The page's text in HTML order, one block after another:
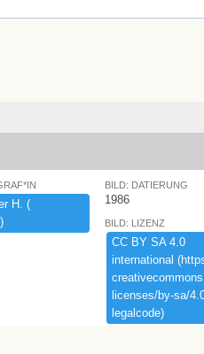
​H.​ ​(​
BILD: DATIERUNG
1986
BILD: LIZENZ
CC ​BY ​SA ​4.​0 ​
international
licenses/​by-​sa/​
legalcode)​